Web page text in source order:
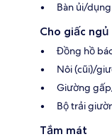
Bàn ủi/
Cho giấc ngủ
Đồng hồ
Nôi (cũi)/
Giường
Bộ trải
Tắm mát